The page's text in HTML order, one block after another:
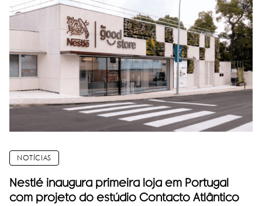
NOTÍCIAS
Nestlé inaugura primeira loja em Portugal
com projeto do estúdio Contacto Atlântico